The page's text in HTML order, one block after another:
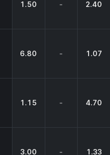
1.50 - 2.40
6.80 - 1.07
1.15 - 4.70
3.00 - 1.33